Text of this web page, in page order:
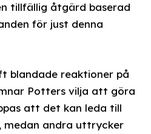
tillfällig åtgärd baserad
för just denna
blandade reaktioner på
Potters vilja att göra
att det kan leda till
andra uttrycker